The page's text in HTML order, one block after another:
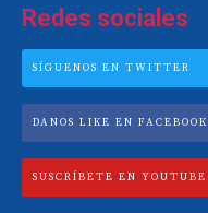
Redes sociales
SÍGUENOS EN TWITTER
DANOS LIKE EN FACEBOOK
SUSCRÍBETE EN YOUTUBE